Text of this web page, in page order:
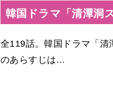
韓国ドラマ「清潭洞
全119話。韓国ドラマ「
のあらすじは…